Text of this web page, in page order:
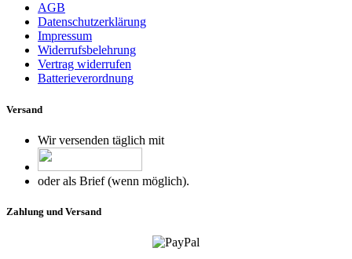
AGB
Datenschutzerklärung
Impressum
Widerrufsbelehrung
Vertrag widerrufen
Batterieverordnung
Versand
Wir versenden täglich mit
oder als Brief (wenn möglich).
Zahlung und Versand